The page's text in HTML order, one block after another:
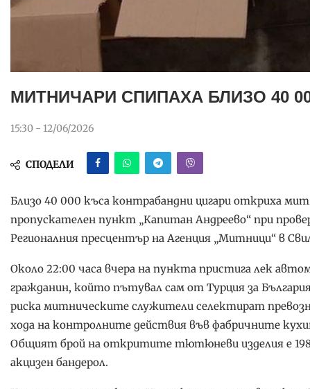
МИТНИЧАРИ СПИПАХА БЛИЗО 40
15:30 - 12/06/2026
СПОДЕЛИ
Близо 40 000 къса контрабандни цигари откриха
пропускателен пункт „Капитан Андреево“ при
Регионалния пресцентър на Агенция „Митници“ в
Около 22:00 часа вчера на пункта пристига лек
гражданин, който пътувал сам от Турция за
риска митническите служители селектират
хода на контролните действия във фабричните
Общият брой на откритите тютюневи изделия е
акцизен бандерол.